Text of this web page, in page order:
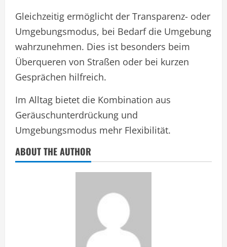
Gleichzeitig ermöglicht der Transparenz- oder
Umgebungsmodus, bei Bedarf die Umgebung
wahrzunehmen. Dies ist besonders beim
Überqueren von Straßen oder bei kurzen
Gesprächen hilfreich.
Im Alltag bietet die Kombination aus
Geräuschunterdrückung und
Umgebungsmodus mehr Flexibilität.
ABOUT THE AUTHOR